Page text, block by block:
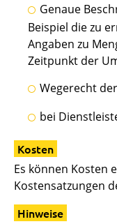
Genaue
Beispiel die zu
Angaben zu
Zeitpunkt der
Wegerecht
bei
Kosten
Es können Kosten
Kostensatzungen
Hinweise